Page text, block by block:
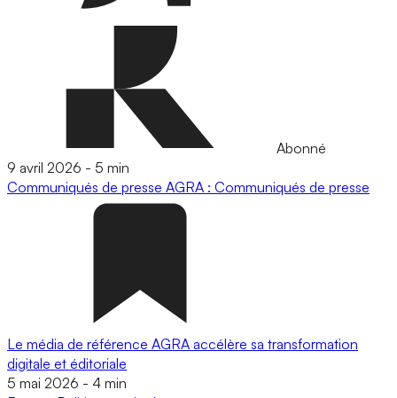
Abonné
9 avril 2026 - 5 min
Communiqués de presse AGRA : Communiqués de presse
Le média de référence AGRA accélère sa transformation
digitale et éditoriale
5 mai 2026 - 4 min